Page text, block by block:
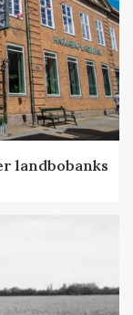
landbobanks